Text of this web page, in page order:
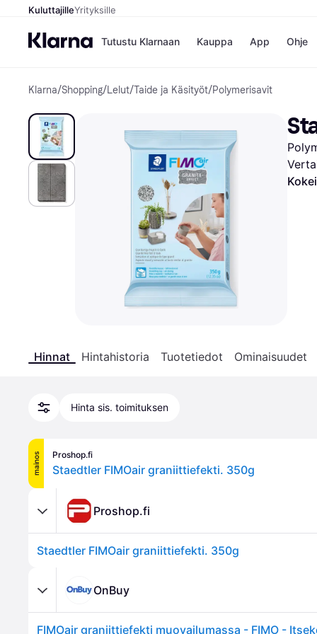
KuluttajilleYrityksille
Tutustu Klarnaan Kauppa
Kaupat
Gigantti
H&M
Peten
Wolt
App Ohje
Klarna/Shopping/Lelut/Taide ja Käsityöt/Polymerisavit
Hinnat Hintahistoria Tuotetiedot Ominaisuudet
Hinta sis. toimituksen
mainos Proshop.fi
Staedtler FIMOair graniittiefekti. 350g
Proshop.fi
Staedtler FIMOair graniittiefekti. 350g
OnBuy